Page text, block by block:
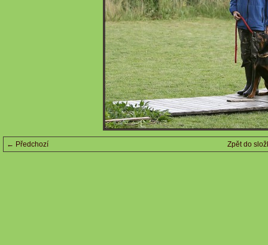
← Předchozí Zpět do